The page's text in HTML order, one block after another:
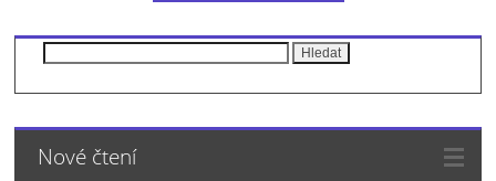
Nové čtení